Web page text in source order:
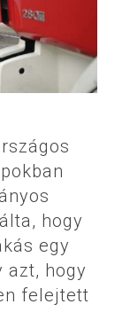
hogy
egy
hogy
felejtett